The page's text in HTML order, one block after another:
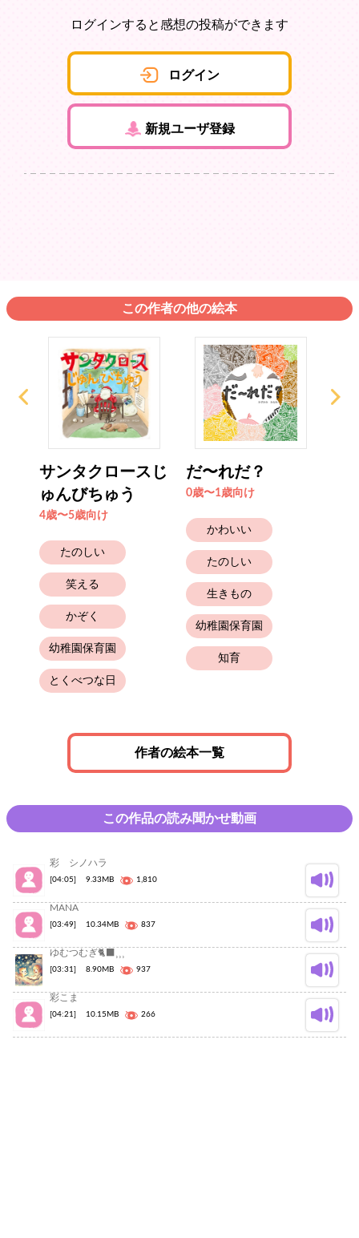
ログインすると感想の投稿ができます
ログイン
新規ユーザ登録
この作者の他の絵本
サンタクロースじ
ゅんびちゅう
4歳〜5歳向け
たのしい
笑える
かぞく
幼稚園保育園
とくべつな日
だ〜れだ？
0歳〜1歳向け
かわいい
たのしい
生きもの
幼稚園保育園
知育
作者の絵本一覧
この作品の読み聞かせ動画
彩 シノハラ
[04:05] 9.33MB 1,810
MANA
[03:49] 10.34MB 837
ゆむつむぎ🐈‍⬛⸒⸒⸒
[03:31] 8.90MB 937
彩こま
[04:21] 10.15MB 266